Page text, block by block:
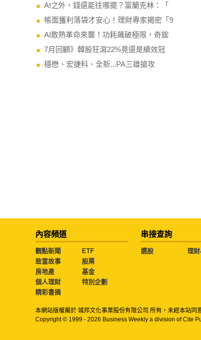
AI之外，錢還能往哪擺？富蘭克林：「
帳面獲利落袋才安心！理財專家揭密「9
AI散熱革命來襲！功耗飆破極限，奇鋐
7月回顧》韓股狂瀉22%竟還是績效冠
穩懋、宏捷科、全新...PA三雄搶攻
內容頻道
觀點新聞
ETF
致富故事
股票
房地產
基金
個人理財
特別企劃
精彩書摘
串接查詢
選股 理
本網站版權屬於 城邦文化事業股份有限公司 所有，未經本站同
Copyright © 1999 - 2026 Business Weekly a division of Cite